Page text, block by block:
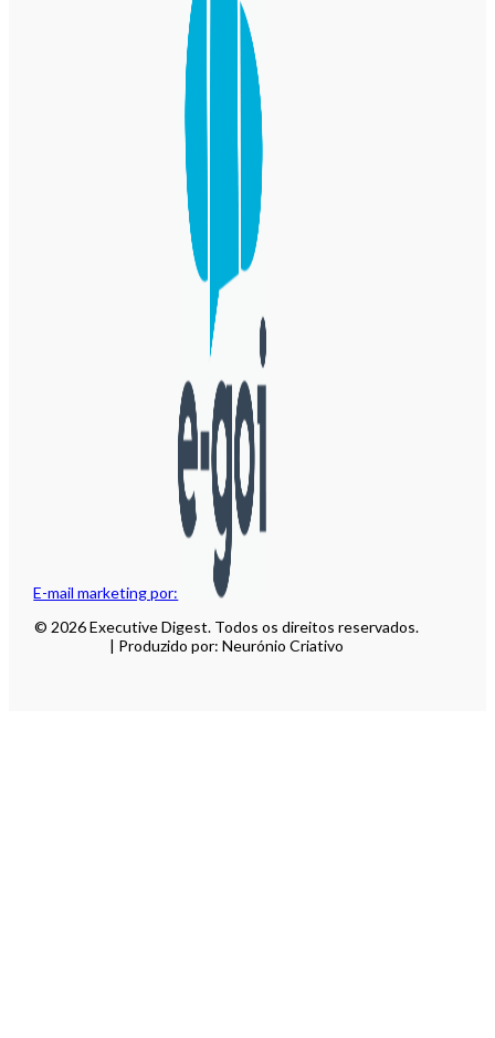
E-mail marketing por:
© 2026 Executive Digest. Todos os direitos reservados.
| Produzido por: Neurónio Criativo